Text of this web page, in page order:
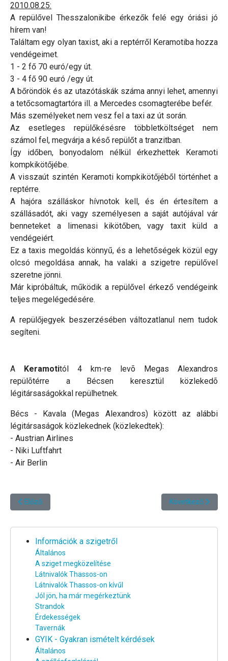
2010.08.25:
A repülővel Thesszalonikibe érkezők felé egy óriási jó
hírem van!
Találtam egy olyan taxist, aki a reptérről Keramotiba hozza
vendégeimet.
1 - 2 fő 70 euró/egy út.
3 - 4 fő 90 euró /egy út.
A bőröndök és az utazótáskák száma annyi lehet, amennyi
a tetőcsomagtartóra ill. a Mercedes csomagterébe befér.
Más személyeket nem vesz fel a taxi az út során.
Az esetleges repülőkésésre többletköltséget nem
számol fel, megvárja a késő repülőt a tranzitban.
Így időben, bonyodalom nélkül érkezhettek Keramoti
kompkikötőjébe.
A visszaút szintén Keramoti kompkikötőjéből történhet a
reptérre.
A hajóra szálláskor hívnotok kell, és én értesítem a
szállásadót, aki vagy személyesen a saját autójával vár
benneteket a limenasi kikötőben, vagy taxit küld a
vendégeiért.
Ez a taxis megoldás könnyű, és a lehetőségek közül egy
olcsó megoldása annak, ha valaki a szigetre repülővel
szeretne jönni.
Már kipróbáltuk, működik a repülővel érkező vendégeink
teljes megelégedésére.
A repülőjegyek beszerzésében változatlanul nem tudok
segíteni.
A Keramotitól 4 km-re levõ Megas Alexandros
repülõtérre a Bécsen keresztül közlekedõ
légitársaságokkal repülhetnek.
Bécs - Kavala (Megas Alexandros) között az alábbi
légitársaságok közlekednek (közlekedtek):
- Austrian Airlines
- Niki Luftfahrt
- Air Berlin
Előző cikk: A sziget megközelítése busszal vagy vonattal
Előző Következő cikk:
Következő
Információk a szigetről
Általános
A sziget megközelítése
Látnivalók Thassos-on
Látnivalók Thassos-on kívűl
Jól jön, ha már megérkeztünk
Strandok
Érdekességek
Tavernák
GYIK - Gyakran ismételt kérdések
Általános